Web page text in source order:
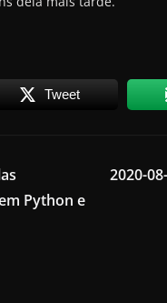
Tweet
Python e
2020-